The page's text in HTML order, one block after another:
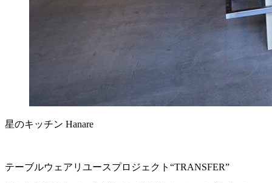
星のキッチン Hanare
テーブルウェアリユースプロジェクト“TRANSFER”